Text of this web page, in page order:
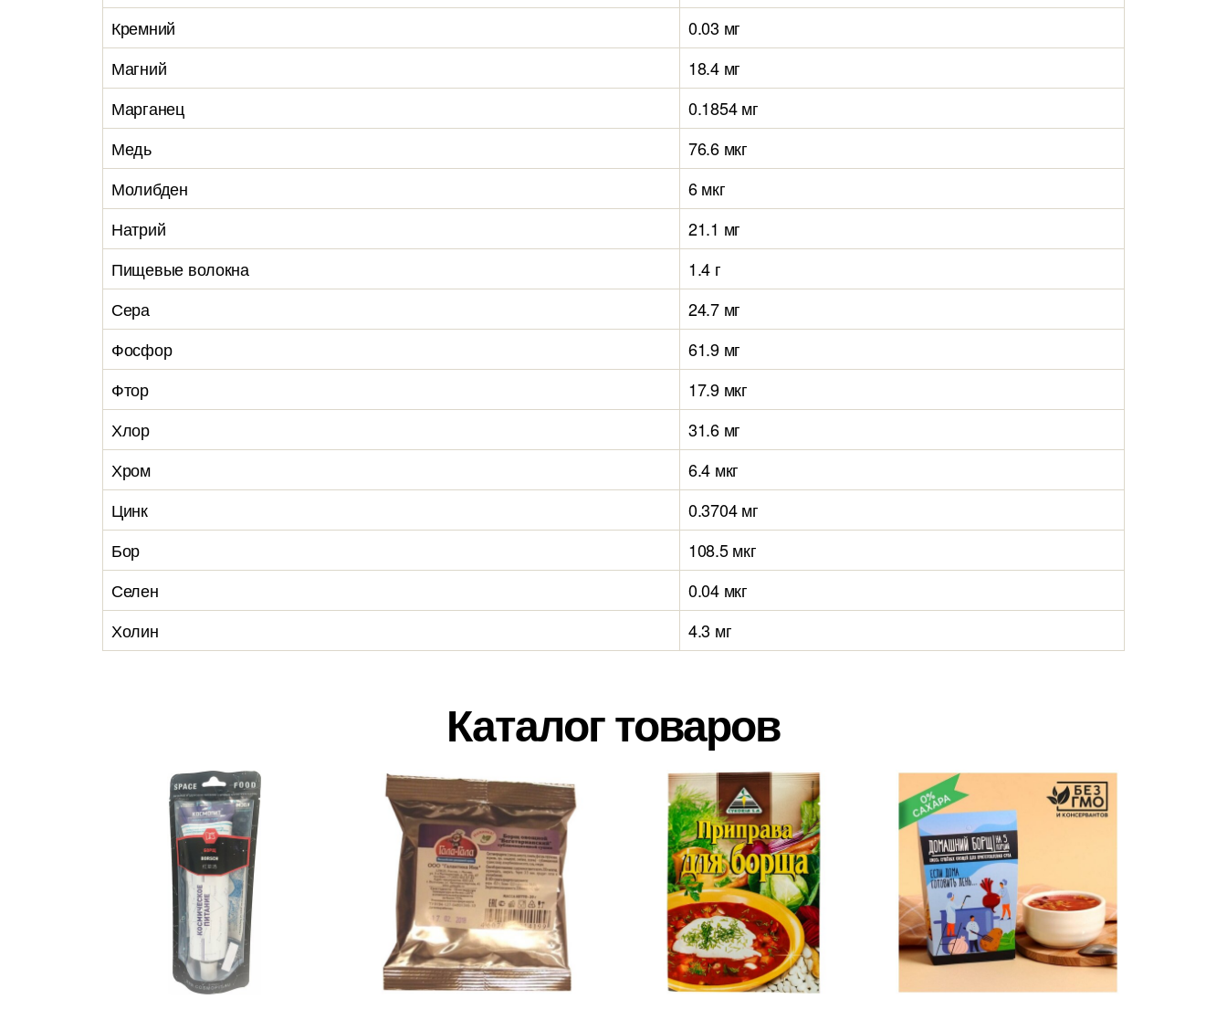
Кремний
0.03 мг
Магний
18.4 мг
Марганец
0.1854 мг
Медь
76.6 мкг
Молибден
6 мкг
Натрий
21.1 мг
Пищевые волокна
1.4 г
Сера
24.7 мг
Фосфор
61.9 мг
Фтор
17.9 мкг
Хлор
31.6 мг
Хром
6.4 мкг
Цинк
0.3704 мг
Бор
108.5 мкг
Селен
0.04 мкг
Холин
4.3 мг
Каталог товаров